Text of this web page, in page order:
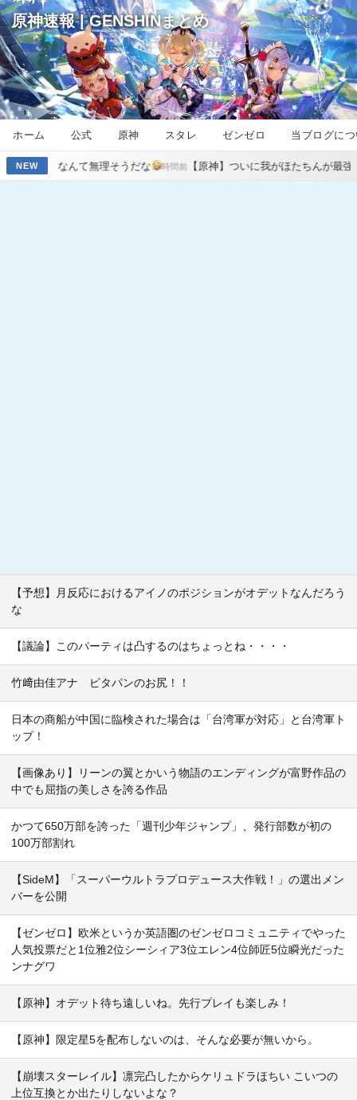
原神速報 | GENSHINまとめ
ホーム 公式 原神 スタレ ゼンゼロ 当ブログに
NEW
うだな 13時間前【原神】ついに我がほたちんが最強になるのか14時間前【
【予想】月反応におけるアイノのポジションがオデットなんだろう
な
【議論】このパーティは凸するのはちょっとね・・・・
竹﨑由佳アナ ピタパンのお尻！！
日本の商船が中国に臨検された場合は「台湾軍が対応」と台湾軍ト
ップ！
【画像あり】リーンの翼とかいう物語のエンディングが富野作品の
中でも屈指の美しさを誇る作品
かつて650万部を誇った「週刊少年ジャンプ」、発行部数が初の
100万部割れ
【SideM】「スーパーウルトラプロデュース大作戦！」の選出メン
バーを公開
【ゼンゼロ】欧米というか英語圏のゼンゼロコミュニティでやった
人気投票だと1位雅2位シーシィア3位エレン4位師匠5位瞬光だった
ンナグワ
【原神】オデット待ち遠しいね。先行プレイも楽しみ！
【原神】限定星5を配布しないのは、そんな必要が無いから。
【崩壊スターレイル】凛完凸したからケリュドラほちい こいつの
上位互換とか出たりしないよな？